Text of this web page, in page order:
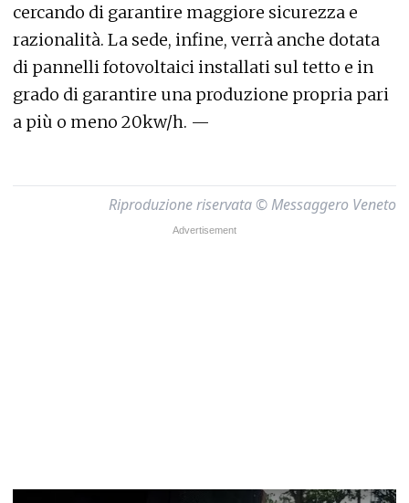
cercando di garantire maggiore sicurezza e
razionalità. La sede, infine, verrà anche dotata
di pannelli fotovoltaici installati sul tetto e in
grado di garantire una produzione propria pari
a più o meno 20kw/h. —
Riproduzione riservata © Messaggero Veneto